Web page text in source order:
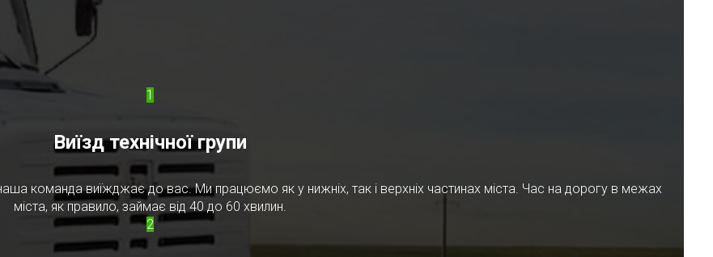
1
Виїзд технічної групи
команда виїжджає до вас. Ми працюємо як у нижніх, так і верхніх частинах міста. Час на дорогу в межах
міста, як правило, займає від 40 до 60 хвилин.
2